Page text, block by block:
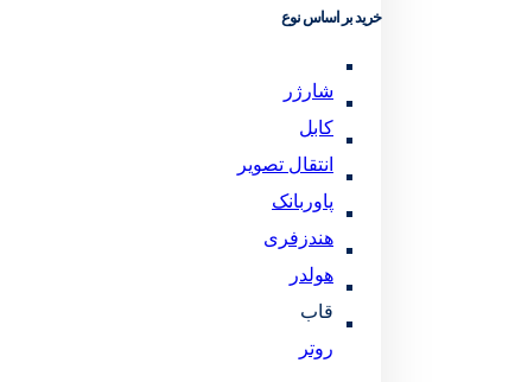
خرید بر اساس نوع
شارژر
کابل
انتقال تصویر
پاوربانک
هندزفری
هولدر
قاب
روتر